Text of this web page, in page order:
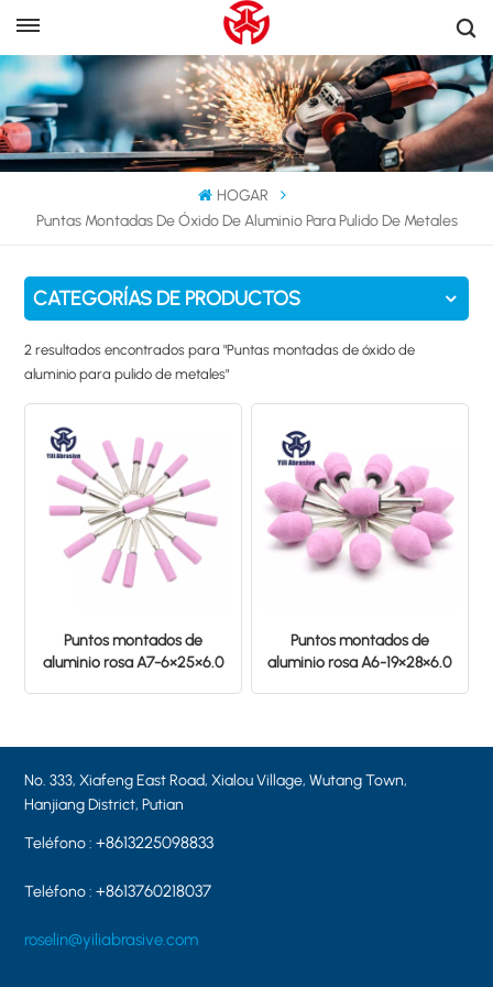
HOGAR
Puntas Montadas De Óxido De Aluminio Para Pulido De Metales
CATEGORÍAS DE PRODUCTOS
2 resultados encontrados para "Puntas montadas de óxido de
aluminio para pulido de metales"
Puntos montados de
aluminio rosa A7-6×25×6.0
Puntos montados de
aluminio rosa A6-19×28×6.0
No. 333, Xiafeng East Road, Xialou Village, Wutang Town,
Hanjiang District, Putian
Teléfono :+8613225098833
Teléfono :+8613760218037
roselin@yiliabrasive.com